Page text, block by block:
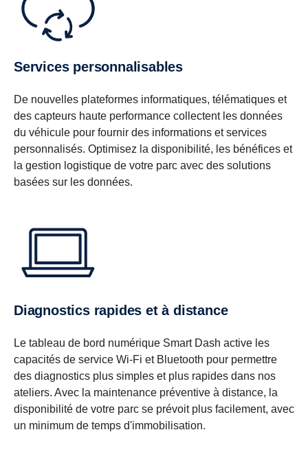
Services personnalisables
De nouvelles plateformes informatiques, télématiques et
des capteurs haute performance collectent les données
du véhicule pour fournir des informations et services
personnalisés. Optimisez la disponibilité, les bénéfices et
la gestion logistique de votre parc avec des solutions
basées sur les données.
Diagnostics rapides et à distance
Le tableau de bord numérique Smart Dash active les
capacités de service Wi-Fi et Bluetooth pour permettre
des diagnostics plus simples et plus rapides dans nos
ateliers. Avec la maintenance préventive à distance, la
disponibilité de votre parc se prévoit plus facilement, avec
un minimum de temps d'immobilisation.